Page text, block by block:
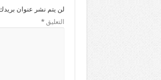
لن يتم نشر عنوان بريدك
التعليق*